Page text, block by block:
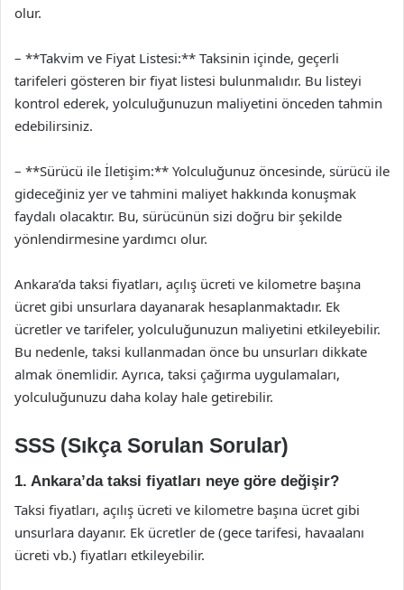
olur.
– **Takvim ve Fiyat Listesi:** Taksinin içinde, geçerli
tarifeleri gösteren bir fiyat listesi bulunmalıdır. Bu listeyi
kontrol ederek, yolculuğunuzun maliyetini önceden tahmin
edebilirsiniz.
– **Sürücü ile İletişim:** Yolculuğunuz öncesinde, sürücü ile
gideceğiniz yer ve tahmini maliyet hakkında konuşmak
faydalı olacaktır. Bu, sürücünün sizi doğru bir şekilde
yönlendirmesine yardımcı olur.
Ankara’da taksi fiyatları, açılış ücreti ve kilometre başına
ücret gibi unsurlara dayanarak hesaplanmaktadır. Ek
ücretler ve tarifeler, yolculuğunuzun maliyetini etkileyebilir.
Bu nedenle, taksi kullanmadan önce bu unsurları dikkate
almak önemlidir. Ayrıca, taksi çağırma uygulamaları,
yolculuğunuzu daha kolay hale getirebilir.
SSS (Sıkça Sorulan Sorular)
1. Ankara’da taksi fiyatları neye göre değişir?
Taksi fiyatları, açılış ücreti ve kilometre başına ücret gibi
unsurlara dayanır. Ek ücretler de (gece tarifesi, havaalanı
ücreti vb.) fiyatları etkileyebilir.